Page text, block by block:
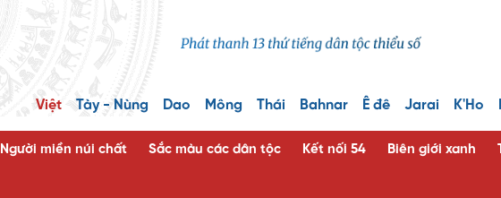
Việt Tày - Nùng Dao Mông Thái Bahnar Ê đê Jarai K'Ho
Người miền núi chất Sắc màu các dân tộc Kết nối 54 Biên giới xanh